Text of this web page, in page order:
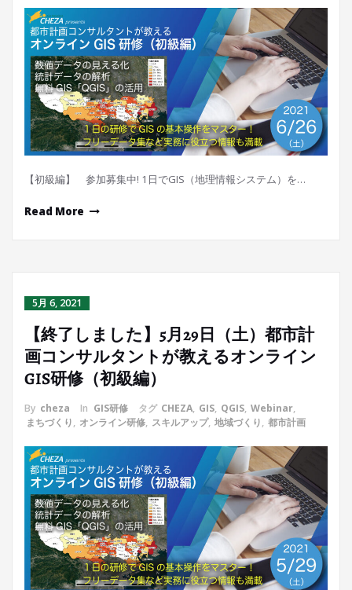
【初級編】 参加募集中! 1日でGIS（地理情報システム）を…
Read More
5月 6, 2021
【終了しました】5月29日（土）都市計
画コンサルタントが教えるオンライン
GIS研修（初級編）
By cheza In GIS研修 タグ CHEZA, GIS, QGIS, Webinar,
まちづくり, オンライン研修, スキルアップ, 地域づくり, 都市計画